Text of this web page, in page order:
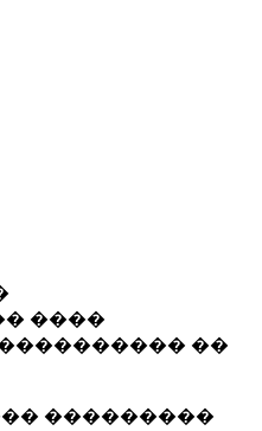
����
��
���������